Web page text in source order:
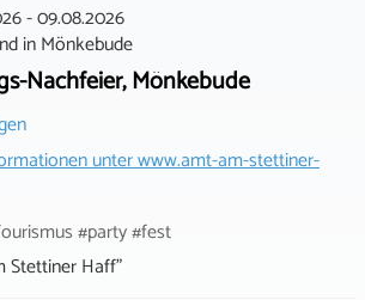
-09.08.2026
inMönkebude
Nachfeier, Mönkebude
unterwww.amt-am-stettiner-
#party #fest
Stettiner Haff"